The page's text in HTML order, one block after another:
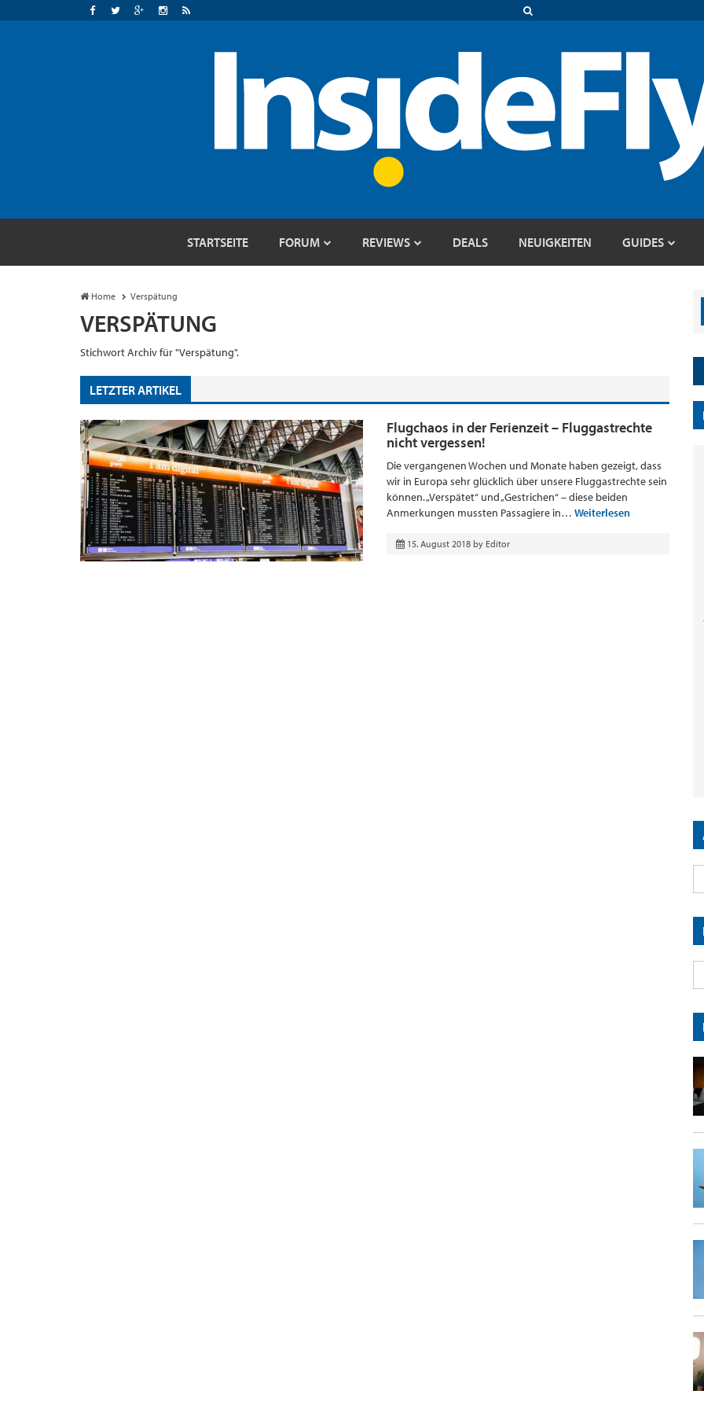
STARTSEITE FORUM REVIEWS DEALS NEUIGKEITEN GUIDES
Home Verspätung
VERSPÄTUNG
Stichwort Archiv für "Verspätung".
LETZTER ARTIKEL
Flugchaos in der Ferienzeit – Fluggastrechte
nicht vergessen!
Die vergangenen Wochen und Monate haben gezeigt, dass
wir in Europa sehr glücklich über unsere Fluggastrechte sein
können. „Verspätet“ und „Gestrichen“ – diese beiden
Anmerkungen mussten Passagiere in… Weiterlesen
15. August 2018 by Editor